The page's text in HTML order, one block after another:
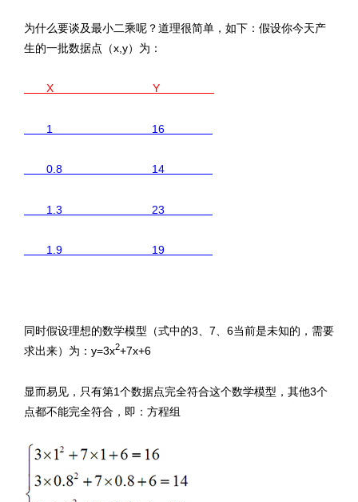
为什么要谈及最小二乘呢？道理很简单，如下：假设你今天产
生的一批数据点（x,y）为：
X Y
1 16
0.8 14
1.3 23
1.9 19
同时假设理想的数学模型（式中的3、7、6当前是未知的，需要
求出来）为：y=3x2+7x+6
显而易见，只有第1个数据点完全符合这个数学模型，其他3个
点都不能完全符合，即：方程组